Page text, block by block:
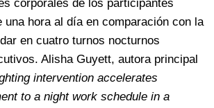
corporales de los participantes
una hora al día en comparación con la
en cuatro turnos nocturnos
Alisha Guyett, autora principal
intervention accelerates
to a night work schedule in a